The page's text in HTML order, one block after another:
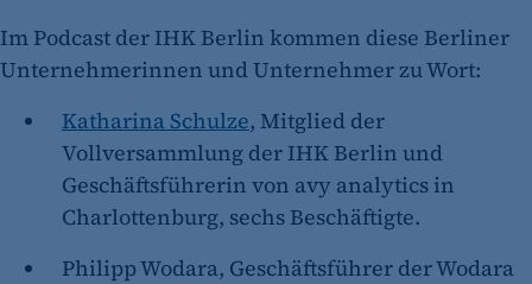
Im Podcast der IHK Berlin kommen diese Berliner
Unternehmerinnen und Unternehmer zu Wort:
Katharina Schulze, Mitglied der
Vollversammlung der IHK Berlin und
Geschäftsführerin von avy analytics in
Charlottenburg, sechs Beschäftigte.
Philipp Wodara, Geschäftsführer der Wodara